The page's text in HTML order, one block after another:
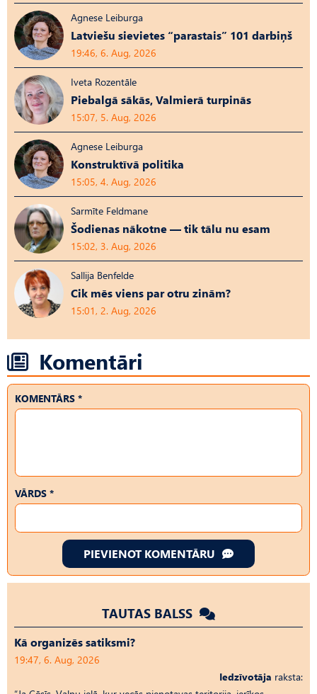
Agnese Leiburga
Latviešu sievietes “parastais” 101 darbiņš
19:46, 6. Aug, 2026
Iveta Rozentāle
Piebalgā sākās, Valmierā turpinās
15:07, 5. Aug, 2026
Agnese Leiburga
Konstruktīvā politika
15:05, 4. Aug, 2026
Sarmīte Feldmane
Šodienas nākotne — tik tālu nu esam
15:02, 3. Aug, 2026
Sallija Benfelde
Cik mēs viens par otru zinām?
15:01, 2. Aug, 2026
Komentāri
KOMENTĀRS *
VĀRDS *
PIEVIENOT KOMENTĀRU
TAUTAS BALSS
Kā organizēs satiksmi?
19:47, 6. Aug, 2026
Iedzīvotāja raksta: